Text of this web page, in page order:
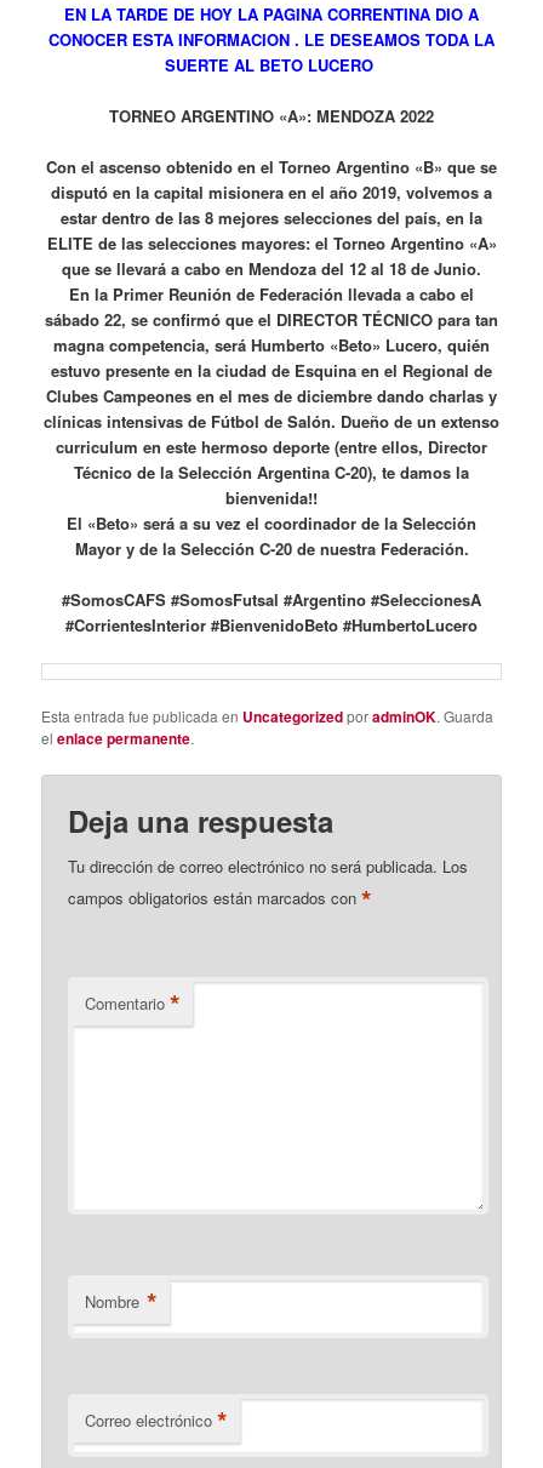
EN LA TARDE DE HOY LA PAGINA CORRENTINA DIO A
CONOCER ESTA INFORMACION . LE DESEAMOS TODA LA
SUERTE AL BETO LUCERO
TORNEO ARGENTINO «A»: MENDOZA 2022
Con el ascenso obtenido en el Torneo Argentino «B» que se
disputó en la capital misionera en el año 2019, volvemos a
estar dentro de las 8 mejores selecciones del país, en la
ELITE de las selecciones mayores: el Torneo Argentino «A»
que se llevará a cabo en Mendoza del 12 al 18 de Junio.
En la Primer Reunión de Federación llevada a cabo el
sábado 22, se confirmó que el DIRECTOR TÉCNICO para tan
magna competencia, será Humberto «Beto» Lucero, quién
estuvo presente en la ciudad de Esquina en el Regional de
Clubes Campeones en el mes de diciembre dando charlas y
clínicas intensivas de Fútbol de Salón. Dueño de un extenso
curriculum en este hermoso deporte (entre ellos, Director
Técnico de la Selección Argentina C-20), te damos la
bienvenida!!
El «Beto» será a su vez el coordinador de la Selección
Mayor y de la Selección C-20 de nuestra Federación.
#SomosCAFS #SomosFutsal #Argentino #SeleccionesA
#CorrientesInterior #BienvenidoBeto #HumbertoLucero
Esta entrada fue publicada en UncategorizedporadminOK. Guarda
elenlace permanente.
Deja una respuesta
Tu dirección de correo electrónico no será publicada. Los
campos obligatorios están marcados con*
Comentario *
Nombre *
Correo electrónico *